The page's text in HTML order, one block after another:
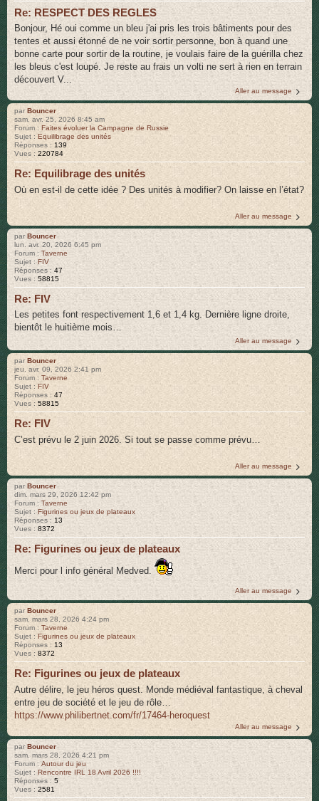
Re: RESPECT DES REGLES
Bonjour, Hé oui comme un bleu j'ai pris les trois bâtiments pour des
tentes et aussi étonné de ne voir sortir personne, bon à quand une
bonne carte pour sortir de la routine, je voulais faire de la guérilla chez
les bleus c'est loupé. Je reste au frais un volti ne sert à rien en terrain
découvert V...
Aller au message
parBouncer
sam. avr. 25, 2026 8:45 am
Forum : Faites évoluer la Campagne de Russie
Sujet : Equilibrage des unités
Réponses : 139
Vues : 220784
Re: Equilibrage des unités
Où en est-il de cette idée ? Des unités à modifier? On laisse en l’état?
Aller au message
parBouncer
lun. avr. 20, 2026 6:45 pm
Forum :Taverne
Sujet :FIV
Réponses : 47
Vues : 58815
Re: FIV
Les petites font respectivement 1,6 et 1,4 kg. Dernière ligne droite,
bientôt le huitième mois…
Aller au message
parBouncer
jeu. avr. 09, 2026 2:41 pm
Forum : Taverne
Sujet : FIV
Réponses : 47
Vues : 58815
Re: FIV
C’est prévu le 2 juin 2026. Si tout se passe comme prévu…
Aller au message
parBouncer
dim. mars 29, 2026 12:42 pm
Forum :Taverne
Sujet :Figurines ou jeux de plateaux
Réponses : 13
Vues : 8372
Re: Figurines ou jeux de plateaux
Merci pour l info général Medved.
Aller au message
parBouncer
sam. mars 28, 2026 4:24 pm
Forum : Taverne
Sujet : Figurines ou jeux de plateaux
Réponses : 13
Vues : 8372
Re: Figurines ou jeux de plateaux
Autre délire, le jeu héros quest. Monde médiéval fantastique, à cheval
entre jeu de société et le jeu de rôle…
https://www.philibertnet.com/fr/17464-heroquest
Aller au message
parBouncer
sam. mars 28, 2026 4:21 pm
Forum :Autour du jeu
Sujet :Rencontre IRL 18 Avril 2026 !!!!
Réponses : 5
Vues : 2581